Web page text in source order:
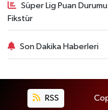
Süper Lig Puan
Fikstür
Son Dakika Haberleri
RSS